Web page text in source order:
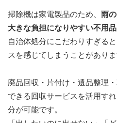
掃除機は家電製品のため、 雨
大きな負担になりやすい不用品
自治体処分にこだわりすぎる
スを感じてしまうことがありま
廃品回収・片付け・遺品整理
できる回収サービスを活用す
分が可能です。